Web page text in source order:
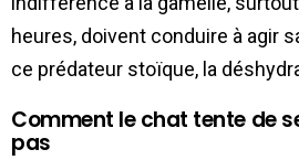
heures, doivent conduire à agir
ce prédateur stoïque, la
Comment le chat tente de
pas